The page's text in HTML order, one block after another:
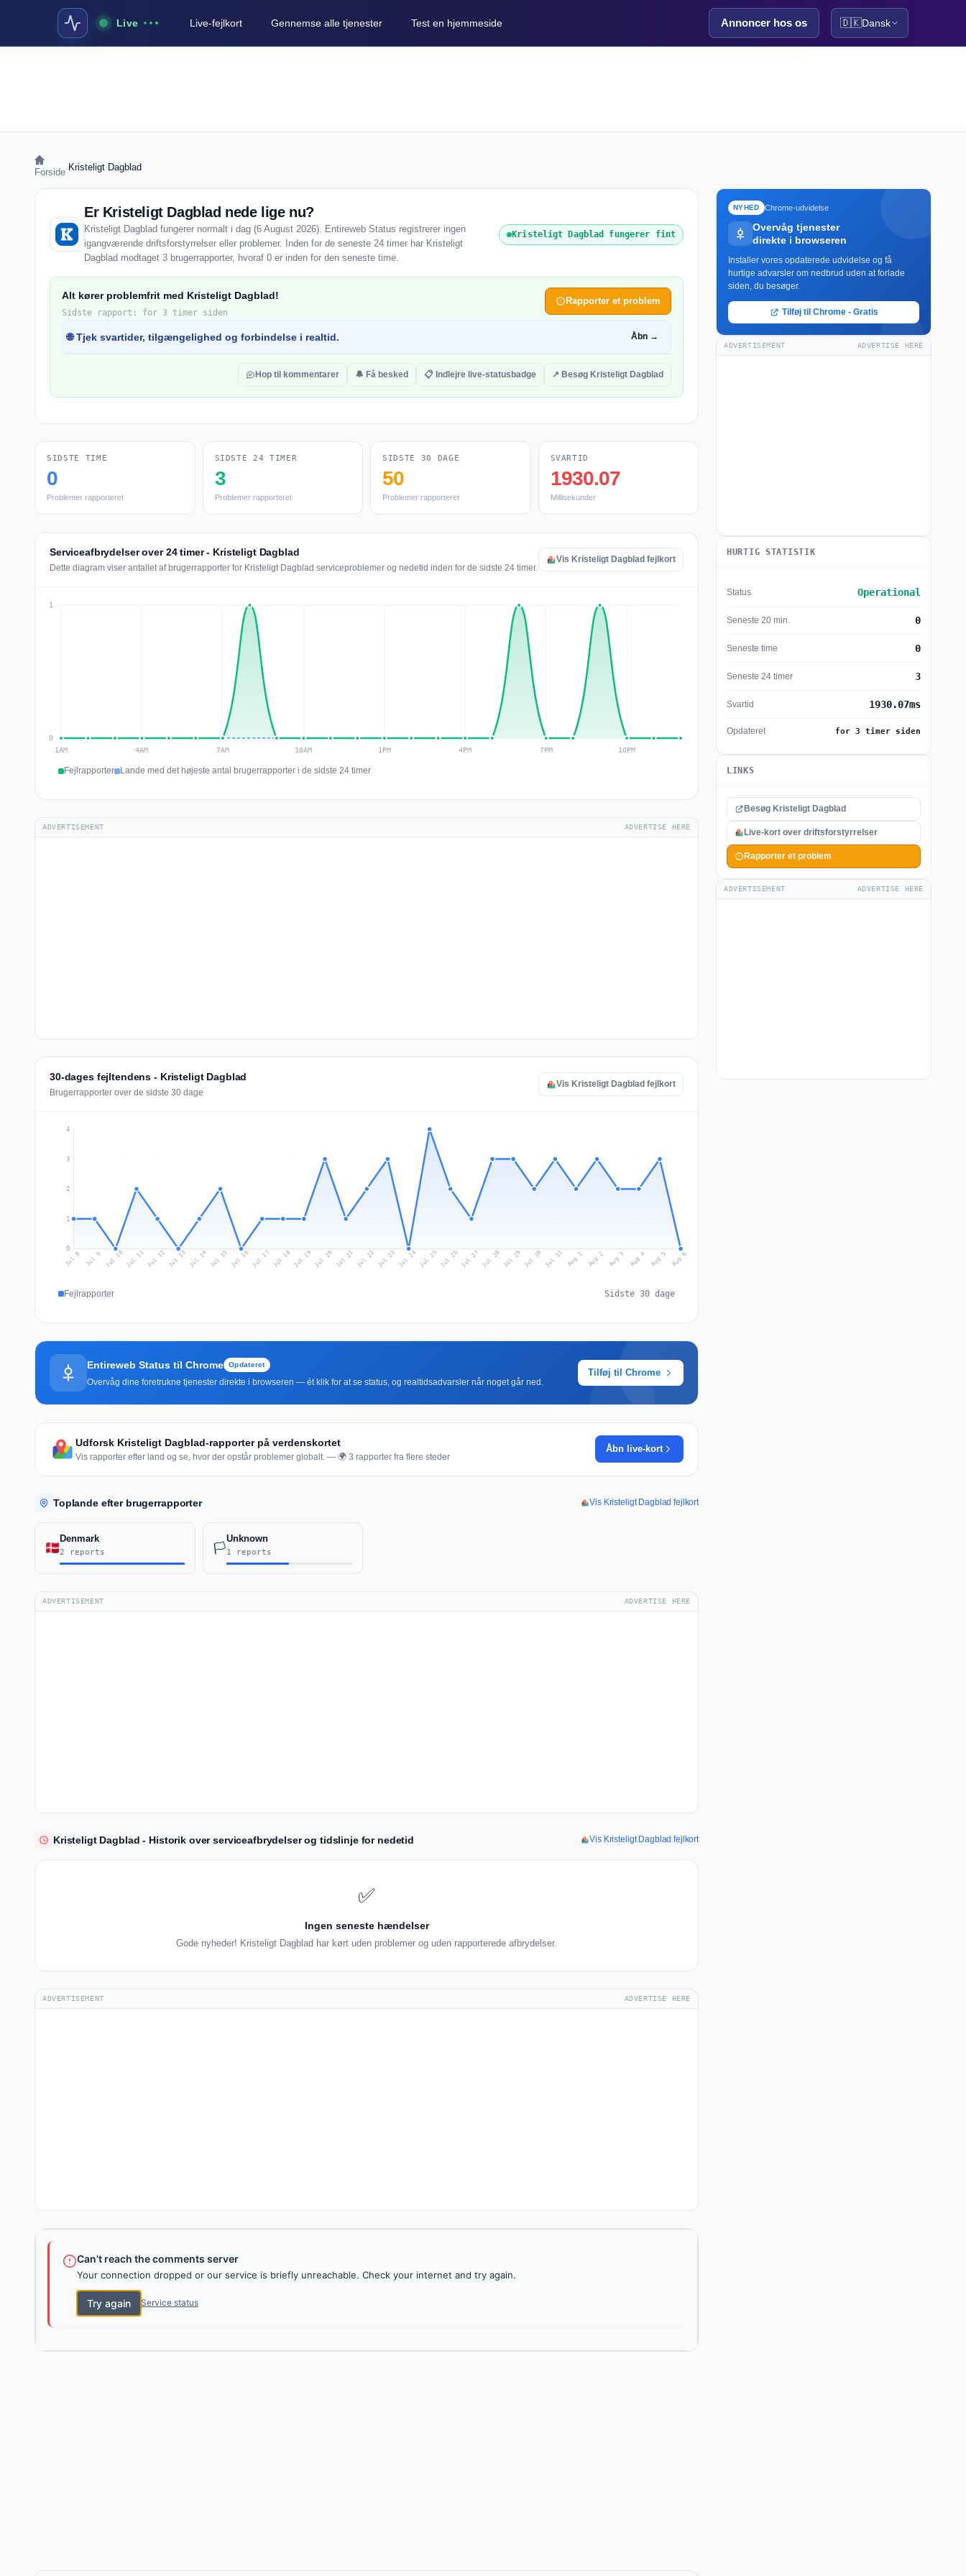
Live Live-fejlkort Gennemse alle tjenester Test en hjemmeside Annoncer hos os 🇩🇰Dansk
Forside Kristeligt Dagblad
Er Kristeligt Dagblad nede lige nu?
Kristeligt Dagblad fungerer normalt i dag (6 August 2026). Entireweb Status registrerer ingen
igangværende driftsforstyrrelser eller problemer. Inden for de seneste 24 timer har Kristeligt
Dagblad modtaget 3 brugerrapporter, hvoraf 0 er inden for den seneste time.
Kristeligt Dagblad fungerer fint
Alt kører problemfrit med Kristeligt Dagblad!
Sidste rapport: for 3 timer siden
Rapporter et problem
🌐 Tjek svartider, tilgængelighed og forbindelse i realtid. Åbn →
Hop til kommentarer 🔔 Få besked 📋 Indlejre live-statusbadge ↗ Besøg Kristeligt Dagblad
SIDSTE TIME
0
Problemer rapporteret
SIDSTE 24 TIMER
3
Problemer rapporteret
SIDSTE 30 DAGE
50
Problemer rapporteret
SVARTID
1930.07
Millisekunder
Serviceafbrydelser over 24 timer - Kristeligt Dagblad
Dette diagram viser antallet af brugerrapporter for Kristeligt Dagblad serviceproblemer og nedetid inden for de sidste 24 timer.
Vis Kristeligt Dagblad fejlkort
Fejlrapporter Lande med det højeste antal brugerrapporter i de sidste 24 timer
ADVERTISEMENT ADVERTISE HERE
30-dages fejltendens - Kristeligt Dagblad
Brugerrapporter over de sidste 30 dage
Vis Kristeligt Dagblad fejlkort
0
1
2
3
4
Jul 8 Jul 9 Jul 10 Jul 11Jul 12 Jul 13 Jul 14 Jul 15 Jul 16Jul 17 Jul 18Jul 19 Jul 20 Jul 21 Jul 22 Jul 23 Jul 24Jul 25 Jul 26Jul 27 Jul 28 Jul 29 Jul 30 Jul 31 Aug 1 Aug 2 Aug 3 Aug 4 Aug 5 Aug 6
Fejlrapporter Sidste 30 dage
Entireweb Status til Chrome Opdateret
Overvåg dine foretrukne tjenester direkte i browseren — ét klik for at se status, og realtidsadvarsler når noget går ned.
Tilføj til Chrome
Udforsk Kristeligt Dagblad-rapporter på verdenskortet
Vis rapporter efter land og se, hvor der opstår problemer globalt. — 🌍 3 rapporter fra flere steder
Åbn live-kort
Toplande efter brugerrapporter Vis Kristeligt Dagblad fejlkort
Denmark
2 reports 🏳️
Unknown
1 reports
ADVERTISEMENT ADVERTISE HERE
Kristeligt Dagblad - Historik over serviceafbrydelser og tidslinje for nedetid Vis Kristeligt Dagblad fejlkort
✅
Ingen seneste hændelser
Gode nyheder! Kristeligt Dagblad har kørt uden problemer og uden rapporterede afbrydelser.
ADVERTISEMENT ADVERTISE HERE
Can't reach the comments server
Your connection dropped or our service is briefly unreachable. Check your internet and try again.
Try again Service status
NYHED Chrome-udvidelse
Overvåg tjenester
direkte i browseren
Installer vores opdaterede udvidelse og få
hurtige advarsler om nedbrud uden at forlade
siden, du besøger.
Tilføj til Chrome - Gratis
ADVERTISEMENT ADVERTISE HERE
HURTIG STATISTIK
Status Operational
Seneste 20 min. 0
Seneste time 0
Seneste 24 timer 3
Svartid 1930.07ms
Opdateret for 3 timer siden
LINKS
Besøg Kristeligt Dagblad
Live-kort over driftsforstyrrelser
Rapporter et problem
ADVERTISEMENT ADVERTISE HERE